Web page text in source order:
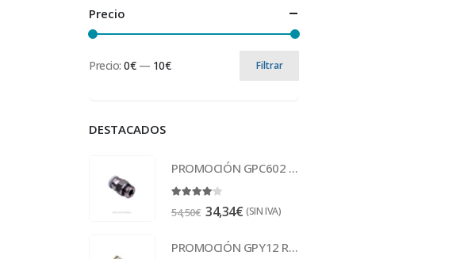
Precio
Filtrar
Precio:0€— 10€
DESTACADOS
PROMOCIÓN GPC602 Racor
54,50€ 34,34€ (SIN IVA)
PROMOCIÓN GPY12 Racor